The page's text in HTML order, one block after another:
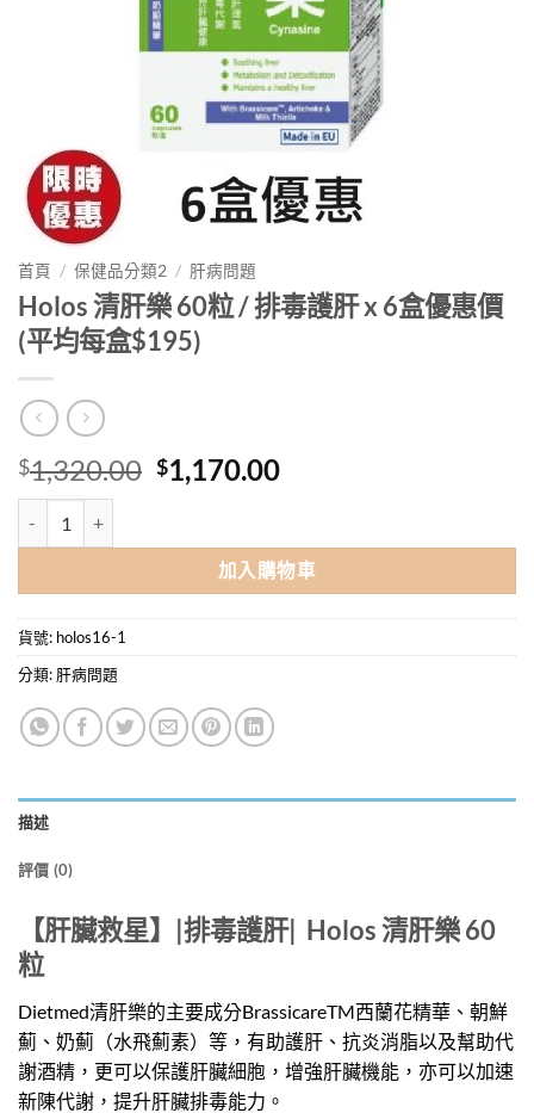
首頁 / 保健品分類2 / 肝病問題
Holos 清肝樂 60粒 / 排毒護肝 x 6盒優惠價
(平均每盒$195)
$1,320.00 原
格：
$1,320.00。
$1,170.00目
格：
$1,170.00。
加入購物車
貨號: holos16-1
分類: 肝病問題
描述
評價 (0)
【肝臟救星】|排毒護肝| Holos清肝樂60
粒
Dietmed清肝樂的主要成分BrassicareTM西蘭花精華、朝鮮
薊、奶薊（水飛薊素）等，有助護肝、抗炎消脂以及幫助代
謝酒精，更可以保護肝臟細胞，增強肝臟機能，亦可以加速
新陳代謝，提升肝臟排毒能力。